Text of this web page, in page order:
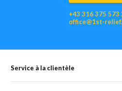
+43 316 375 573
office@1st-
Service à la clientèle